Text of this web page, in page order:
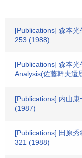
[Publications] 森本
253 (1988)
[Publications] 森本
Analysis(佐藤幹夫還
[Publications] 内山
(1987)
[Publications] 田原
321 (1988)